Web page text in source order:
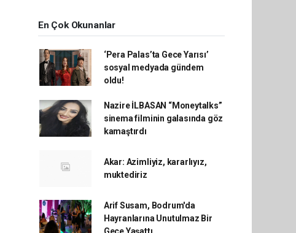
En Çok Okunanlar
‘Pera Palas’ta Gece Yarısı’
sosyal medyada gündem
oldu!
Nazire İLBASAN “Moneytalks”
sinema filminin galasında göz
kamaştırdı
Akar: Azimliyiz, kararlıyız,
muktediriz
Arif Susam, Bodrum'da
Hayranlarına Unutulmaz Bir
Gece Yaşattı